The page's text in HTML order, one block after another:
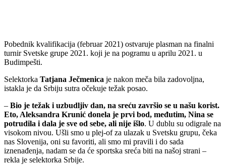
Pobednik kvalifikacija (februar 2021) ostvaruje plasman na finalni
turnir Svetske grupe 2021. koji je na pogramu u aprilu 2021. u
Budimpešti.
Selektorka Tatjana Ječmenica je nakon meča bila zadovoljna,
istakla je da Srbiju sutra očekuje težak posao.
– Bio je težak i uzbudljiv dan, na sreću završio se u našu korist.
Eto, Aleksandra Krunić donela je prvi bod, međutim, Nina se
potrudila i dala je sve od sebe, ali nije išlo. U dublu su odigrale na
visokom nivou. Ušli smo u plej-of za ulazak u Svetsku grupu, čeka
nas Slovenija, oni su favoriti, ali smo mi pravili i do sada
iznenađenja, nadam se da će sportska sreća biti na našoj strani –
rekla je selektorka Srbije.